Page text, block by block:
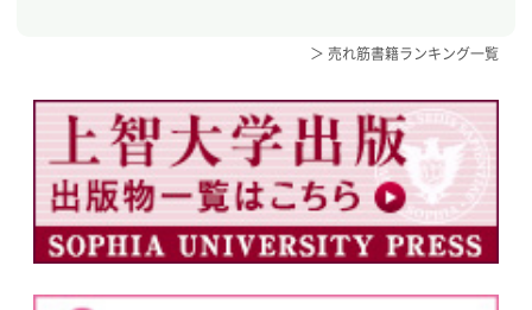
＞ 売れ筋書籍ランキング一覧